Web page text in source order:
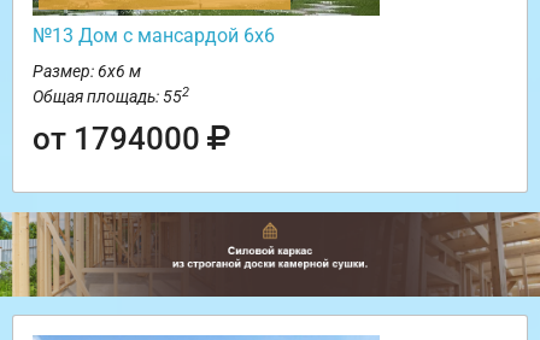
№13 Дом с мансардой 6х6
Размер: 6х6 м
Общая площадь: 552
от 1794000